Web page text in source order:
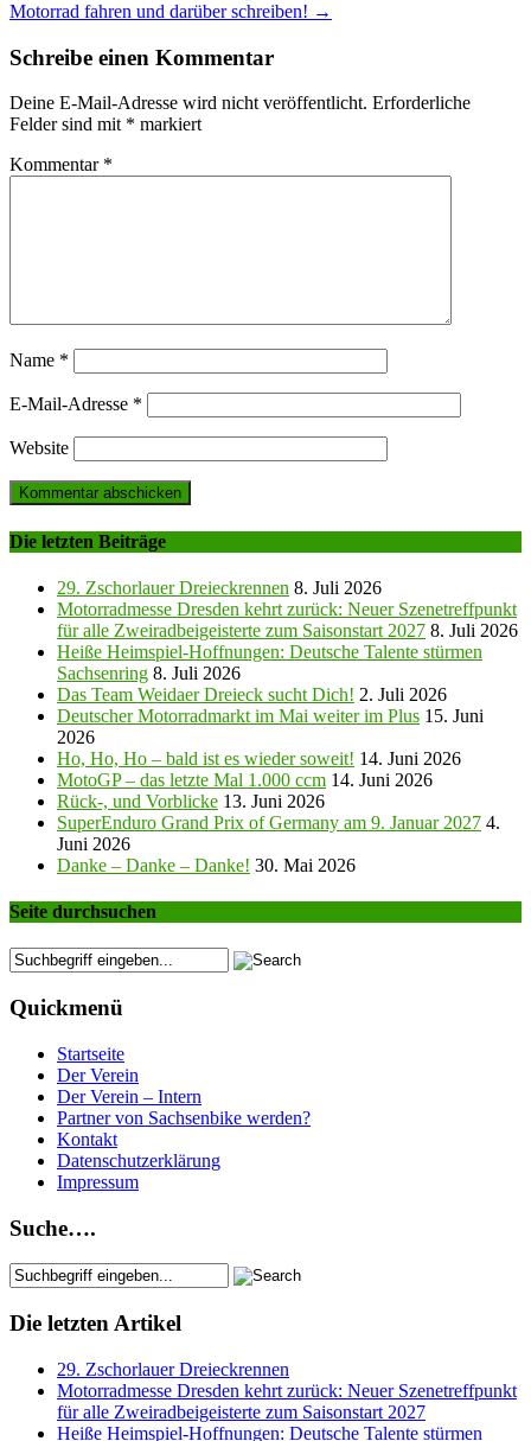
navigation
Motorrad fahren und darüber schreiben! →
Schreibe einen Kommentar
Deine E-Mail-Adresse wird nicht veröffentlicht. Erforderliche
Felder sind mit * markiert
Kommentar *
Name *
E-Mail-Adresse *
Website
Die letzten Beiträge
29. Zschorlauer Dreieckrennen 8. Juli 2026
Motorradmesse Dresden kehrt zurück: Neuer Szenetreffpunkt
für alle Zweiradbeigeisterte zum Saisonstart 2027 8. Juli 2026
Heiße Heimspiel-Hoffnungen: Deutsche Talente stürmen
Sachsenring 8. Juli 2026
Das Team Weidaer Dreieck sucht Dich! 2. Juli 2026
Deutscher Motorradmarkt im Mai weiter im Plus 15. Juni
2026
Ho, Ho, Ho – bald ist es wieder soweit! 14. Juni 2026
MotoGP – das letzte Mal 1.000 ccm 14. Juni 2026
Rück-, und Vorblicke 13. Juni 2026
SuperEnduro Grand Prix of Germany am 9. Januar 2027 4.
Juni 2026
Danke – Danke – Danke! 30. Mai 2026
Seite durchsuchen
Quickmenü
Startseite
Der Verein
Der Verein – Intern
Partner von Sachsenbike werden?
Kontakt
Datenschutzerklärung
Impressum
Suche….
Die letzten Artikel
29. Zschorlauer Dreieckrennen
Motorradmesse Dresden kehrt zurück: Neuer Szenetreffpunkt
für alle Zweiradbeigeisterte zum Saisonstart 2027
Heiße Heimspiel-Hoffnungen: Deutsche Talente stürmen